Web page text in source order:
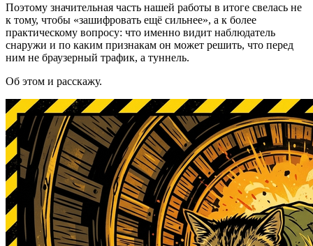
Поэтому значительная часть нашей работы в итоге свелась не
к тому, чтобы «зашифровать ещё сильнее», а к более
практическому вопросу: что именно видит наблюдатель
снаружи и по каким признакам он может решить, что перед
ним не браузерный трафик, а туннель.
Об этом и расскажу.